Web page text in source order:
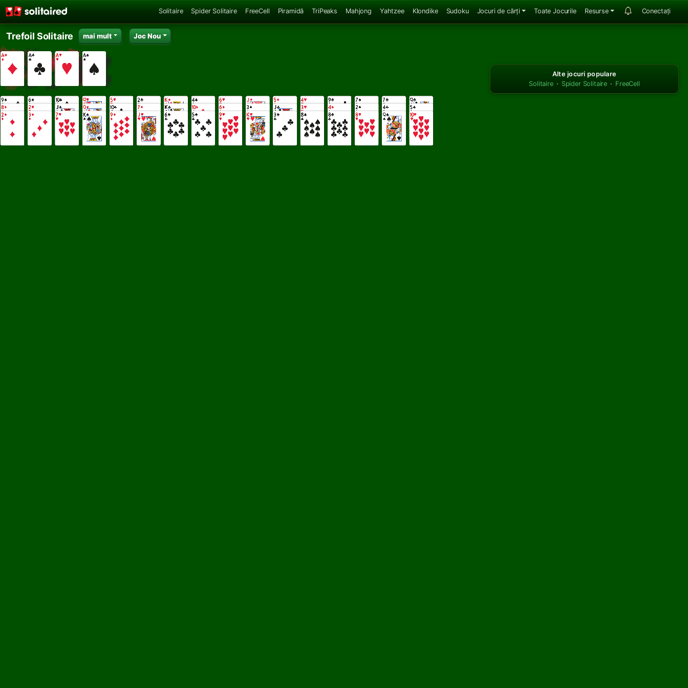
Solitaire Spider Solitaire FreeCell Piramidă TriPeaks Mahjong Yahtzee Klondike Sudoku Jocuri de cărți Toate Jocurile Resurse Conectați
Trefoil Solitaire mai mult Joc Nou
Alte jocuri populare
Solitaire · Spider Solitaire · FreeCell